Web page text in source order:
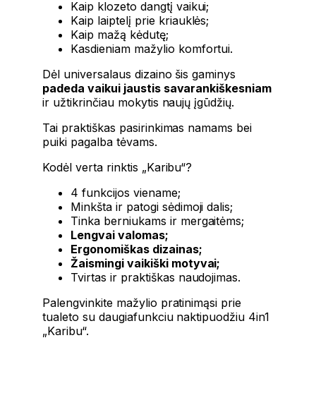
Kaip klozeto dangtį vaikui;
Kaip laiptelį prie kriauklės;
Kaip mažą kėdutę;
Kasdieniam mažylio komfortui.
Dėl universalaus dizaino šis gaminys
padeda vaikui jaustis savarankiškesniam
ir užtikrinčiau mokytis naujų įgūdžių.
Tai praktiškas pasirinkimas namams bei
puiki pagalba tėvams.
Kodėl verta rinktis „Karibu“?
4 funkcijos viename;
Minkšta ir patogi sėdimoji dalis;
Tinka berniukams ir mergaitėms;
Lengvai valomas;
Ergonomiškas dizainas;
Žaismingi vaikiški motyvai;
Tvirtas ir praktiškas naudojimas.
Palengvinkite mažylio pratinimąsi prie
tualeto su daugiafunkciu naktipuodžiu 4in1
„Karibu“.